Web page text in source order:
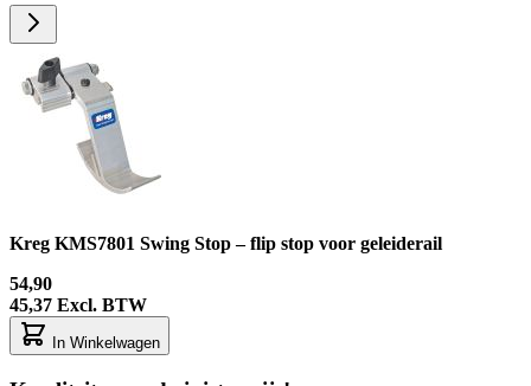
Kreg KMS7801 Swing Stop – flip stop voor geleiderail
54,90
45,37 Excl. BTW
In Winkelwagen